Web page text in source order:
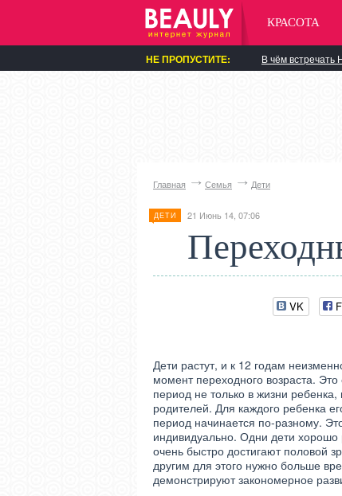
КРАСОТА
НЕ ПРОПУСТИТЕ: В чём
Главная Семья Дети
ДЕТИ 21 Июнь 14, 07:06
VK
Дети растут, и к 12 годам
момент переходного возраста.
период не только в жизни ребенка,
родителей. Для каждого ребенка
период начинается по-разному.
индивидуально. Одни дети хорошо
очень быстро достигают половой
другим для этого нужно больше
демонстрируют закономерное